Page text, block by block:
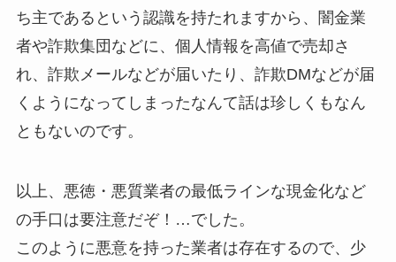
ち主であるという認識を持たれますから、闇金業
者や詐欺集団などに、個人情報を高値で売却さ
れ、詐欺メールなどが届いたり、詐欺DMなどが届
くようになってしまったなんて話は珍しくもなん
ともないのです。
以上、悪徳・悪質業者の最低ラインな現金化など
の手口は要注意だぞ！…でした。
このように悪意を持った業者は存在するので、少